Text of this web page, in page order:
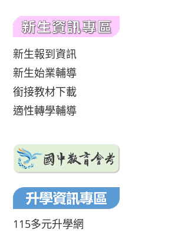
新生報到資訊
新生始業輔導
銜接教材下載
適性轉學輔導
115多元升學網